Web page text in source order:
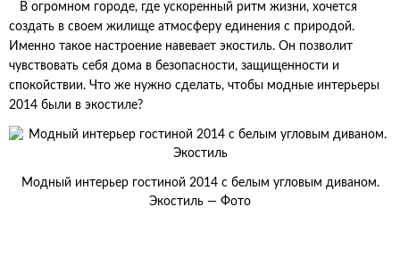
В огромном городе, где ускоренный ритм жизни, хочется
создать в своем жилище атмосферу единения с природой.
Именно такое настроение навевает экостиль. Он позволит
чувствовать себя дома в безопасности, защищенности и
спокойствии. Что же нужно сделать, чтобы модные интерьеры
2014 были в экостиле?
Модный интерьер гостиной 2014 с белым угловым диваном.
Экостиль — Фото